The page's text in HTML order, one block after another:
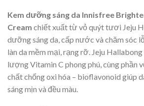
Kem dưỡng sáng da Innisfree
Cream chiết xuất từ vỏ quýt tươi Jeju
dưỡng sáng da, cấp nước và chăm sóc
làn da mềm mại, rạng rỡ. Jeju
lượng Vitamin C phong phú, cùng phần
chất chống oxi hóa – bioflavonoid giúp
sáng mịn và đều màu.